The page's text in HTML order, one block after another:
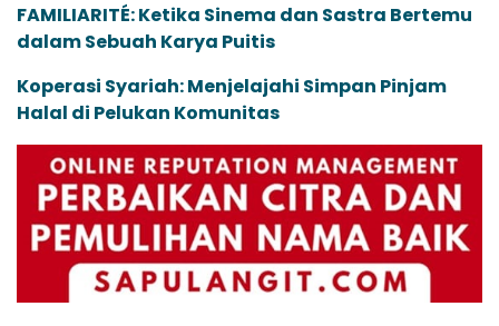
FAMILIARITÉ: Ketika Sinema dan Sastra Bertemu
dalam Sebuah Karya Puitis
Koperasi Syariah: Menjelajahi Simpan Pinjam
Halal di Pelukan Komunitas